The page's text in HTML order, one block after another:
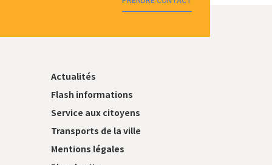
Actualités
Flash informations
Service aux citoyens
Transports de la ville
Mentions légales